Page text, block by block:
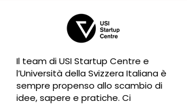
Il team di USI Startup Centre e
l’Università della Svizzera Italiana è
sempre propenso allo scambio di
idee, sapere e pratiche. Ci